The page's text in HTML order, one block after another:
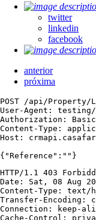
twitter
linkedin
facebook
anterior
próxima
POST /api/Property/
User-Agent:
Authorization: Basic
Content-Type:
Host:
{"Reference":""}
HTTP/1.1 403
Date: Sat, 08 Aug
Content-Type: text/
Transfer-Encoding:
Connection: keep-
Cache-Control: